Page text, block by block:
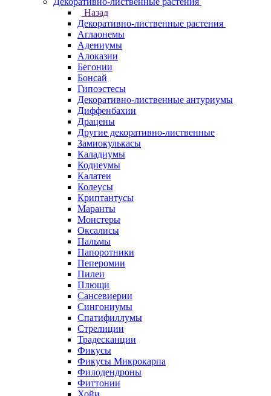
Назад
Декоративно-лиственные растения
Аглаонемы
Адениумы
Алоказии
Бегонии
Бонсай
Гипоэстесы
Декоративно-лиственные антуриумы
Диффенбахии
Драцены
Другие декоративно-лиственные
Замиокулькасы
Каладиумы
Кодиеумы
Калатеи
Колеусы
Криптантусы
Маранты
Монстеры
Оксалисы
Пальмы
Папоротники
Пеперомии
Пилеи
Плющи
Сансевиерии
Сингониумы
Спатифиллумы
Стрелиции
Традесканции
Фикусы
Фикусы Микрокарпа
Филодендроны
Фиттонии
Хойи